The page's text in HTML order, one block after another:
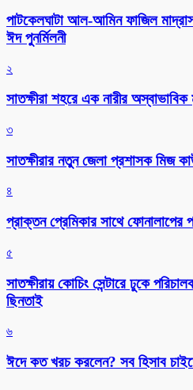
পাটকেলঘাটা আল-আমিন ফাজিল
ঈদ পুনর্মিলনী
২
সাতক্ষীরা শহরে এক নারীর
৩
সাতক্ষীরার নতুন জেলা প্রশাসক মিজ
৪
প্রাক্তন প্রেমিকার সাথে ফোনালাপের
৫
সাতক্ষীরায় কোচিং সেন্টারে ঢুকে
ছিনতাই
৬
ঈদে কত খরচ করলেন? সব হিসাব